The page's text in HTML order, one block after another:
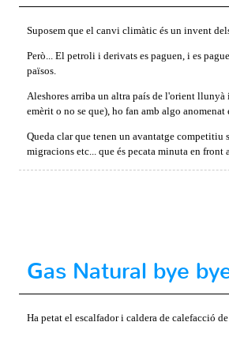
Suposem que el canvi climàtic és un invent
Però... El petroli i derivats es paguen, i es
països.
Aleshores arriba un altra país de l'orient llunyà
emèrit o no se que), ho fan amb algo
Queda clar que tenen un avantatge competitiu
migracions etc... que és pecata minuta en front
Gas Natural bye
Ha petat el escalfador i caldera de calefacció